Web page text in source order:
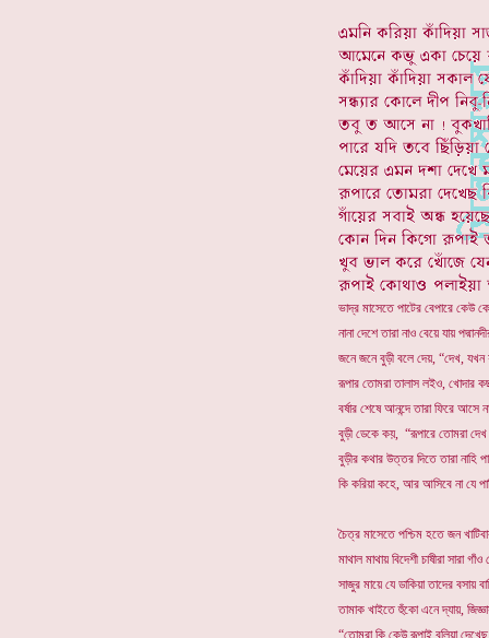
ভাদ্র মাসেতে পাটের বেপারে কেউ
নানা দেশে তারা নাও বেয়ে যায়
জনে জনে বুড়ী বলে দেয়, “দেখ, যখন
রূপার তোমরা তালাস লইও, খোদার
বর্ষার শেষে আনন্দে তারা ফিরে আসে
বুড়ী ডেকে কয়, “রূপারে তোমরা
বুড়ীর কথার উত্তর দিতে তারা নাহি
কি করিয়া কহে, আর আসিবে না যে
চৈত্র মাসেতে পশ্চিম হতে জন
মাথাল মাথায় বিদেশী চাষীরা সারা
সাজুর মায়ে যে ডাকিয়া তাদের বসায়
তামাক খাইতে হুঁকো এনে দ্যায়,
“তোমরা কি কেউ রূপাই বলিয়া